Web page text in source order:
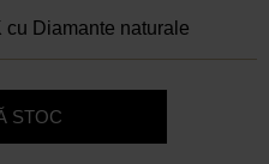
cu Diamante naturale
STOC